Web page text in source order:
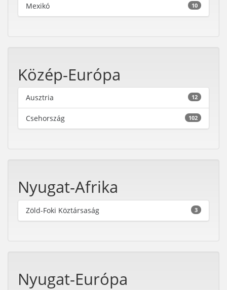
10
Mexikó
Közép-Európa
12
Ausztria
102
Csehország
Nyugat-Afrika
3
Zöld-Foki Köztársaság
Nyugat-Európa